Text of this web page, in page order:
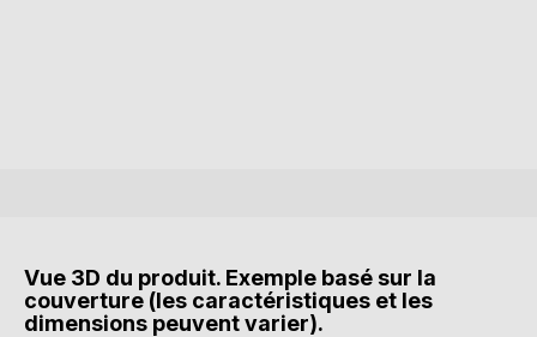
Vue 3D du produit. Exemple basé sur la
couverture (les caractéristiques et les
dimensions peuvent varier).